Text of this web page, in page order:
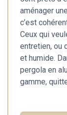
aménager
c’est
Ceux qui
entretien, ou
et humide.
pergola en
gamme,